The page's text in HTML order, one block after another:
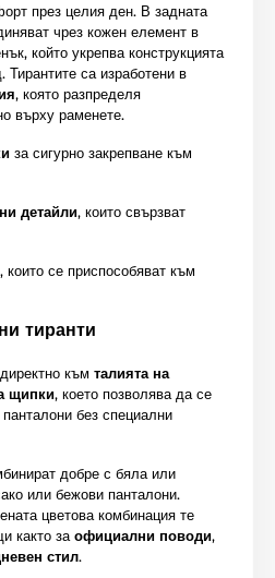
през целия ден. В задната
чрез кожен елемент в
който укрепва конструкцията
Тирантите са изработени в
, която разпределя
върху раменете.
за сигурно закрепване към
детайли, които свързват
, които се приспособяват към
тиранти
към талията на
щипки, което позволява да се
без специални
добре с бяла или
или бежови панталони.
цветова комбинация те
както за официални поводи,
стил.